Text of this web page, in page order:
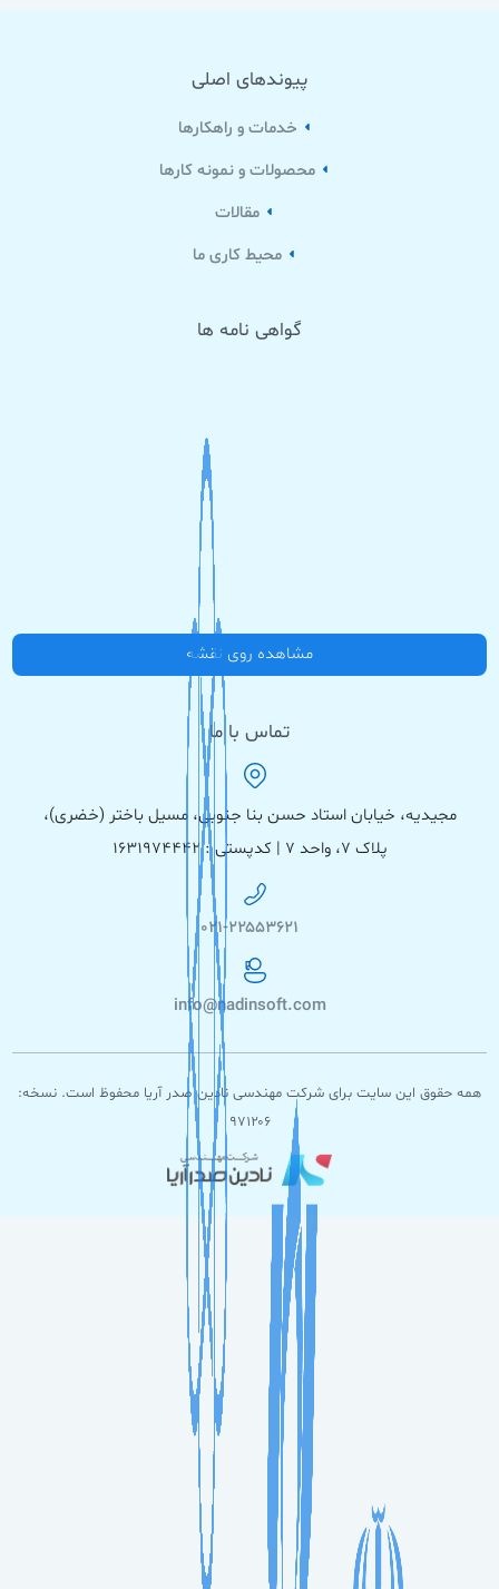
پیوندهای اصلی
خدمات و راهکارها
محصولات و نمونه کارها
مقالات
محیط کاری ما
گواهی نامه ها
مشاهده روی نقشه
تماس با ما
مجیدیه، خیابان استاد حسن بنا جنوبی، مسیل باختر (خضری)،
پلاک ۷، واحد ۷ | کدپستی : ۱۶۳۱۹۷۴۴۴۲
۰۲۱-۲۲۵۵۳۶۲۱
info@nadinsoft.com
همه حقوق این سایت برای شرکت مهندسی نادین صدر آریا محفوظ است. نسخه:
۹۷۱۲۰۶